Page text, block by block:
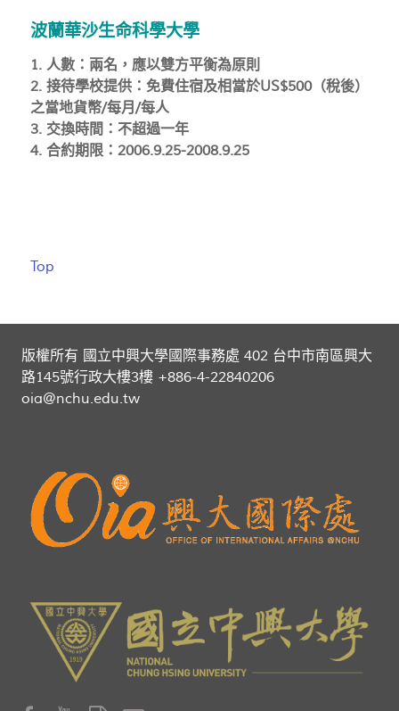
波蘭華沙生命科學大學
1. 人數：兩名，應以雙方平衡為原則
2. 接待學校提供：免費住宿及相當於US$500（稅後）
之當地貨幣/每月/每人
3. 交換時間：不超過一年
4. 合約期限：2006.9.25-2008.9.25
Top
版權所有 國立中興大學國際事務處 402 台中市南區興大
路145號行政大樓3樓 +886-4-22840206
oia@nchu.edu.tw